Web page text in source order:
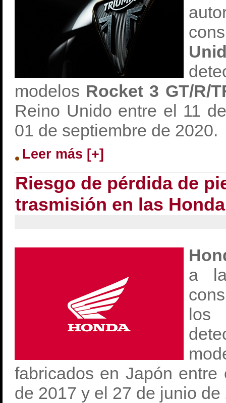
modelos Rocket 3 GT/R/
Reino Unido entre el 11
01 de septiembre de 2020.
Leer más [+]
Riesgo de pérdida de
trasmisión en las
a
fabricados en Japón
de 2017 y el 27 de junio de